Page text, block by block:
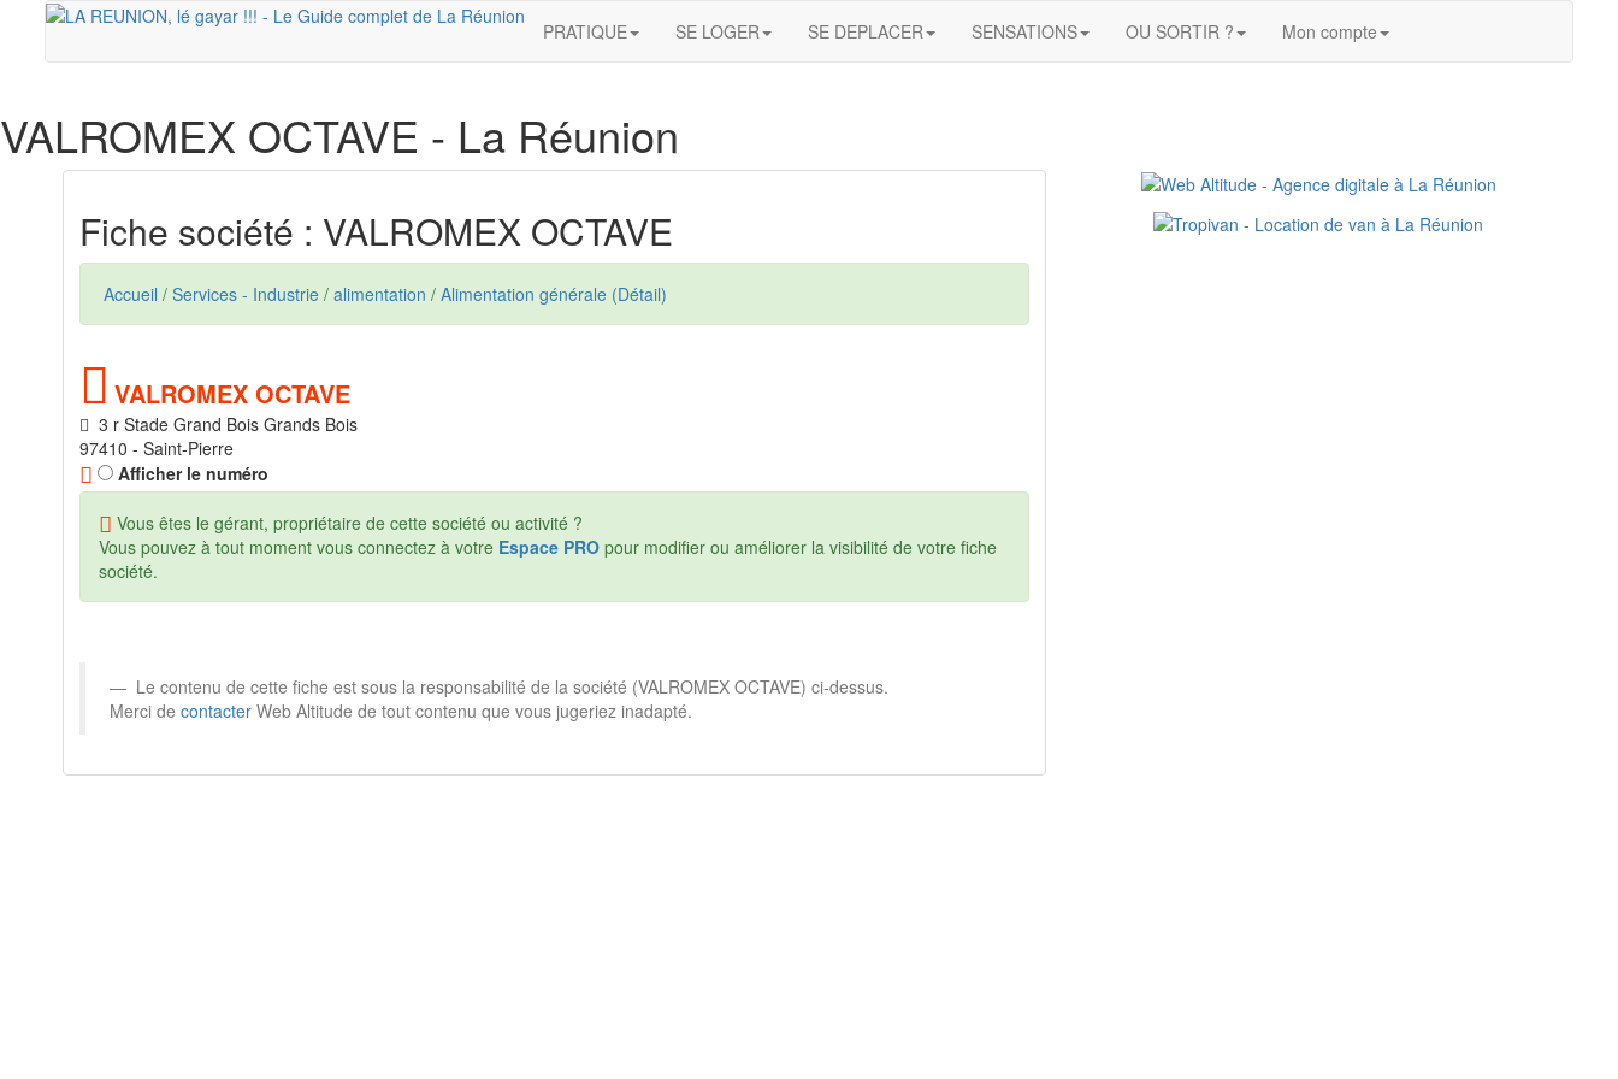
PRATIQUE SE LOGER SE DEPLACER SENSATIONS OU SORTIR ? Mon compte
VALROMEX OCTAVE - La Réunion
Fiche société : VALROMEX OCTAVE
Accueil / Services - Industrie / alimentation / Alimentation générale (Détail)
VALROMEX OCTAVE
3 r Stade Grand Bois Grands Bois
97410 - Saint-Pierre
Afficher le numéro
Vous êtes le gérant, propriétaire de cette société ou activité ?
Vous pouvez à tout moment vous connectez à votre Espace PRO pour modifier ou améliorer la visibilité de votre fiche
société.
Le contenu de cette fiche est sous la responsabilité de la société (VALROMEX OCTAVE) ci-dessus.
Merci de contacter Web Altitude de tout contenu que vous jugeriez inadapté.